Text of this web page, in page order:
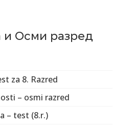
и Осми разред
za 8. Razred
– osmi razred
– test (8.r.)